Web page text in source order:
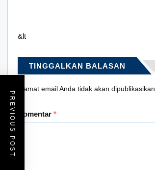
&lt
TINGGALKAN BALASAN
Alamat email Anda tidak akan dipublikasikan.
Komentar *
PREVIOUS POST